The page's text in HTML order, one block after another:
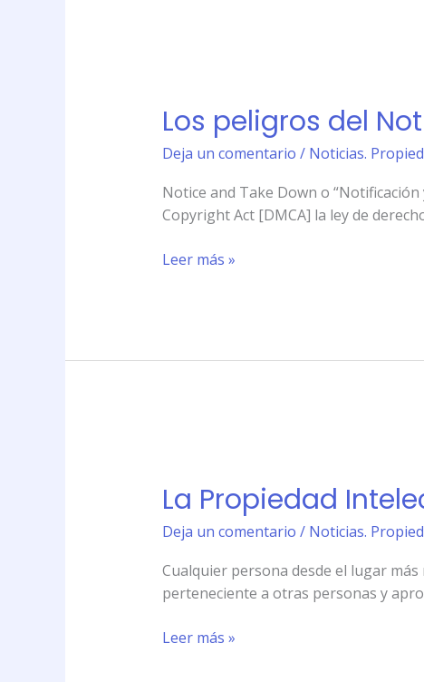
Los peligros del
Deja un comentario / Noticias.
Notice and Take Down o
Copyright Act [DMCA] la ley de
del
and
Take
Down
Notificación
Leer más »
La Propiedad
Deja un comentario / Noticias.
Cualquier persona desde el lugar
perteneciente a otras personas y
Intelectual
la
Era
Internet
Leer más »